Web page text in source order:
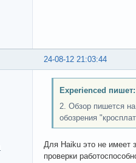
24-08-12 21:03:44
Experienced пишет:
2. Обзор пишется
обозрения
Для Haiku это не имеет
проверки